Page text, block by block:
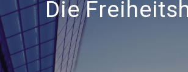
Die